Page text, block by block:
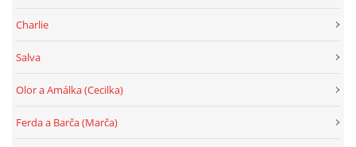
Charlie
Salva
Olor a Amálka (Cecilka)
Ferda a Barča (Marča)